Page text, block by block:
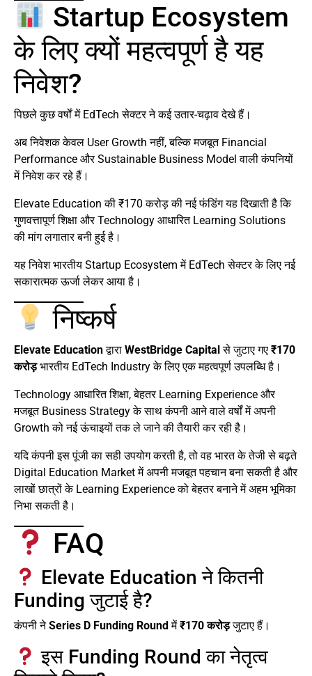
Startup Ecosystem
के लिए क्यों महत्वपूर्ण है यह
निवेश?
पिछले कुछ वर्षों में EdTech सेक्टर ने कई उतार-चढ़ाव देखे हैं।
अब निवेशक केवल User Growth नहीं, बल्कि मजबूत Financial
Performance और Sustainable Business Model वाली कंपनियों
में निवेश कर रहे हैं।
Elevate Education की ₹170 करोड़ की नई फंडिंग यह दिखाती है कि
गुणवत्तापूर्ण शिक्षा और Technology आधारित Learning Solutions
की मांग लगातार बनी हुई है।
यह निवेश भारतीय Startup Ecosystem में EdTech सेक्टर के लिए नई
सकारात्मक ऊर्जा लेकर आया है।
निष्कर्ष
Elevate Educationद्वारा WestBridge Capital से जुटाए गए ₹170
करोड़भारतीय EdTech Industry के लिए एक महत्वपूर्ण उपलब्धि है।
Technology आधारित शिक्षा, बेहतर Learning Experience और
मजबूत Business Strategy के साथ कंपनी आने वाले वर्षों में अपनी
Growth को नई ऊंचाइयों तक ले जाने की तैयारी कर रही है।
यदि कंपनी इस पूंजी का सही उपयोग करती है, तो वह भारत के तेजी से बढ़ते
Digital Education Market में अपनी मजबूत पहचान बना सकती है और
लाखों छात्रों के Learning Experience को बेहतर बनाने में अहम भूमिका
निभा सकती है।
FAQ
Elevate Education ने कितनी
Funding जुटाई है?
कंपनी नेSeries D Funding Round में₹170 करोड़जुटाए हैं।
इस Funding Round का नेतृत्व